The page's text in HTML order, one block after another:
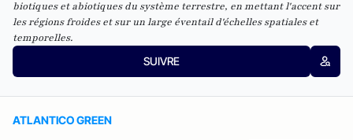
biotiques et abiotiques du système terrestre, en mettant l'accent sur
les régions froides et sur un large éventail d'échelles spatiales et
temporelles.
SUIVRE
ATLANTICO GREEN